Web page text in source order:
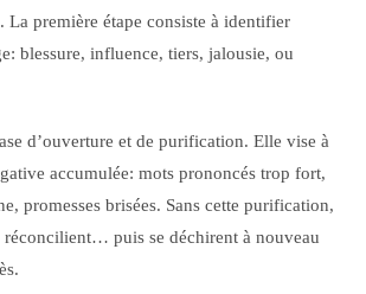
première étape consiste à identifier
blessure, influence, tiers, jalousie, ou
d’ouverture et de purification. Elle vise à
accumulée: mots prononcés trop fort,
promesses brisées. Sans cette purification,
réconcilient… puis se déchirent à nouveau